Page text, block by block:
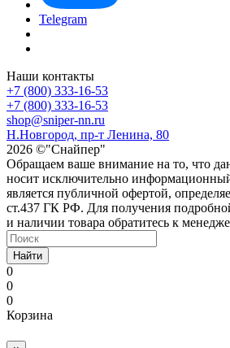
Telegram
Наши контакты
+7 (800) 333-16-53
+7 (800) 333-16-53
shop@sniper-nn.ru
Н.Новгород, пр-т Ленина, 80
2026 ©"Снайпер"
Обращаем ваше внимание на то, что
носит исключительно
является публичной офертой,
ст.437 ГК РФ. Для получения
и наличии товара обратитесь к
Найти
0
0
0
Корзина